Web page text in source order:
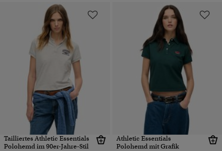
Tailliertes Athletic Essentials
Polohemd im 90er-Jahre-Stil
Athletic Essentials
Polohemd mit Grafik